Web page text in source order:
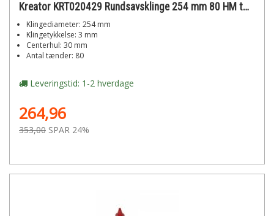
Kreator KRT020429 Rundsavsklinge 254 mm 80 HM tænder
Klingediameter: 254 mm
Klingetykkelse: 3 mm
Centerhul: 30 mm
Antal tænder: 80
Leveringstid: 1-2 hverdage
264,96
353,00 SPAR 24%